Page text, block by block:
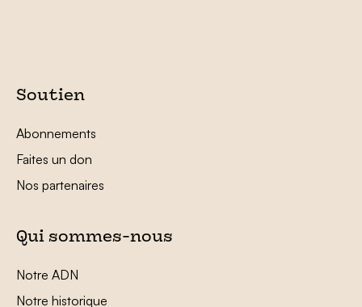
Soutien
Abonnements
Faites un don
Nos partenaires
Qui sommes-nous
Notre ADN
Notre historique